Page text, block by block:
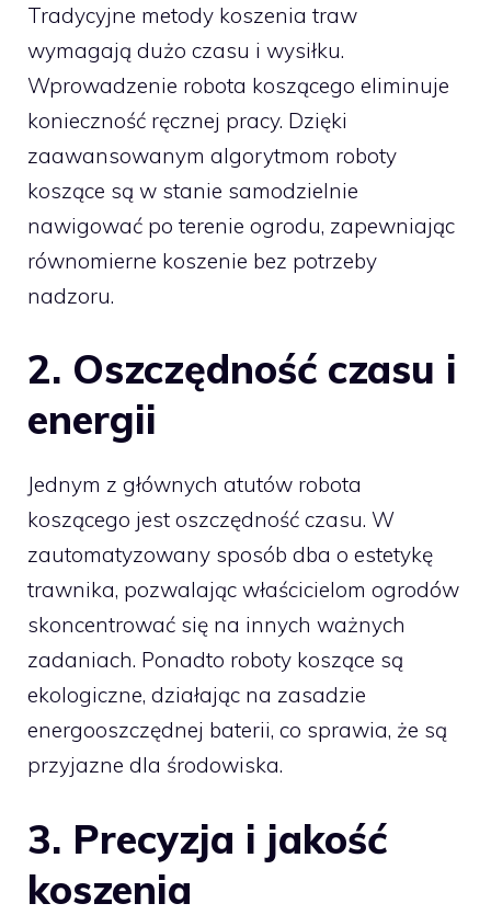
Tradycyjne metody koszenia traw
wymagają dużo czasu i wysiłku.
Wprowadzenie robota koszącego eliminuje
konieczność ręcznej pracy. Dzięki
zaawansowanym algorytmom roboty
koszące są w stanie samodzielnie
nawigować po terenie ogrodu, zapewniając
równomierne koszenie bez potrzeby
nadzoru.
2. Oszczędność czasu i
energii
Jednym z głównych atutów robota
koszącego jest oszczędność czasu. W
zautomatyzowany sposób dba o estetykę
trawnika, pozwalając właścicielom ogrodów
skoncentrować się na innych ważnych
zadaniach. Ponadto roboty koszące są
ekologiczne, działając na zasadzie
energooszczędnej baterii, co sprawia, że są
przyjazne dla środowiska.
3. Precyzja i jakość
koszenia